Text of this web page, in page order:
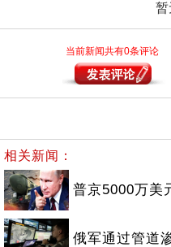
暂
当前新闻共有0条评论
相关新闻：
普京5000万美
俄军通过管道